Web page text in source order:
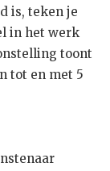
is, teken je
in het werk
toont
tot en met 5